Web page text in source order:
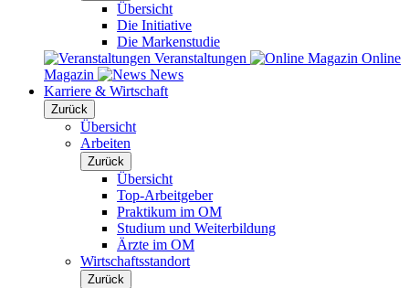
Übersicht
Die Initiative
Die Markenstudie
Veranstaltungen
Online
Magazin
News
Karriere & Wirtschaft
Zurück
Übersicht
Arbeiten
Zurück
Übersicht
Top-Arbeitgeber
Praktikum im OM
Studium und Weiterbildung
Ärzte im OM
Wirtschaftsstandort
Zurück